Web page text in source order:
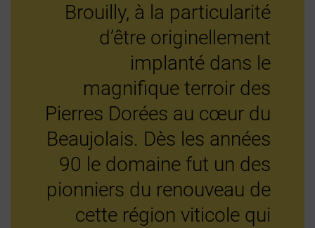
Brouilly, à la particularité
d’être originellement
implanté dans le
magnifique terroir des
Pierres Dorées au cœur du
Beaujolais. Dès les années
90 le domaine fut un des
pionniers du renouveau de
cette région viticole qui